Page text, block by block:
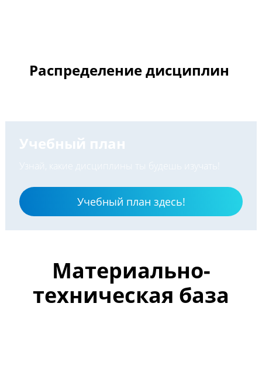
Распределение дисциплин
Учебный план
Узнай, какие дисциплины ты будешь изучать!
Учебный план здесь!
Материально-
техническая база